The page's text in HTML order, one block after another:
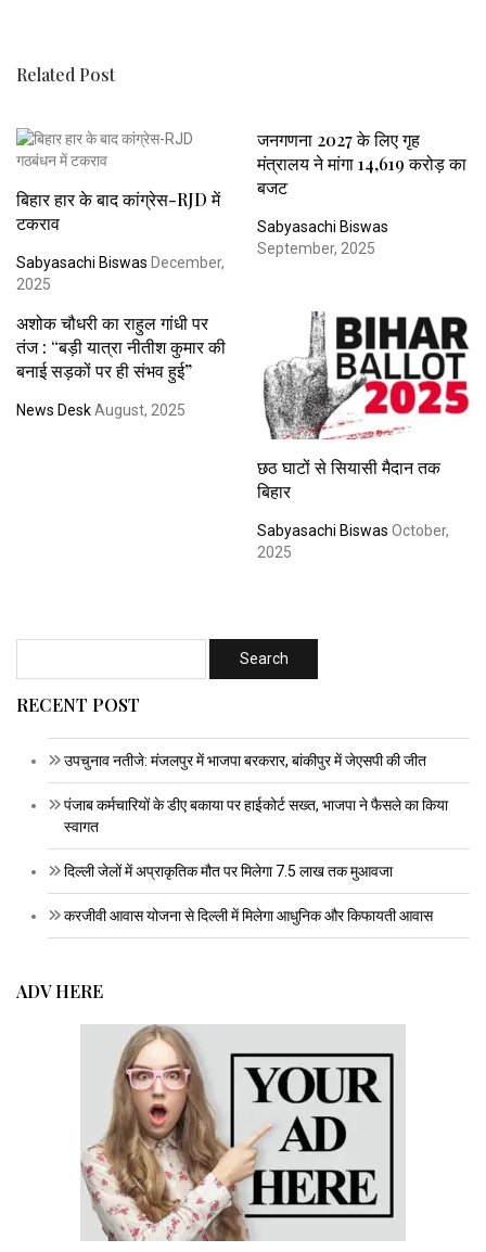
Related Post
बिहार हार के बाद कांग्रेस-RJD में
टकराव
Sabyasachi Biswas December,
2025
जनगणना 2027 के लिए गृह
मंत्रालय ने मांगा 14,619 करोड़ का
बजट
Sabyasachi Biswas
September, 2025
अशोक चौधरी का राहुल गांधी पर
तंज : “बड़ी यात्रा नीतीश कुमार की
बनाई सड़कों पर ही संभव हुई”
News DeskAugust, 2025
छठ घाटों से सियासी मैदान तक
बिहार
Sabyasachi Biswas October,
2025
RECENT POST
उपचुनाव नतीजे: मंजलपुर में भाजपा बरकरार, बांकीपुर में जेएसपी की जीत
पंजाब कर्मचारियों के डीए बकाया पर हाईकोर्ट सख्त, भाजपा ने फैसले का किया
स्वागत
दिल्ली जेलों में अप्राकृतिक मौत पर मिलेगा 7.5 लाख तक मुआवजा
करजीवी आवास योजना से दिल्ली में मिलेगा आधुनिक और किफायती आवास
ADV HERE